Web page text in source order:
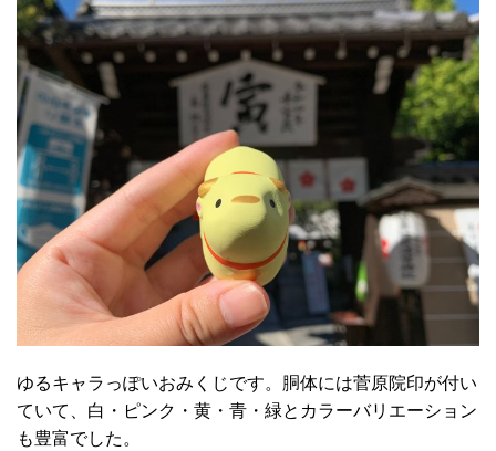
ゆるキャラっぽいおみくじです。胴体には菅原院印が付い
ていて、白・ピンク・黄・青・緑とカラーバリエーション
も豊富でした。